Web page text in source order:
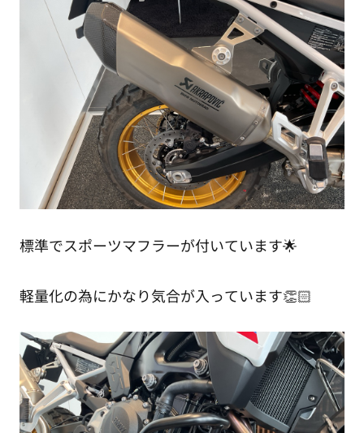
標準でスポーツマフラーが付いています🌟
軽量化の為にかなり気合が入っています👏🏻